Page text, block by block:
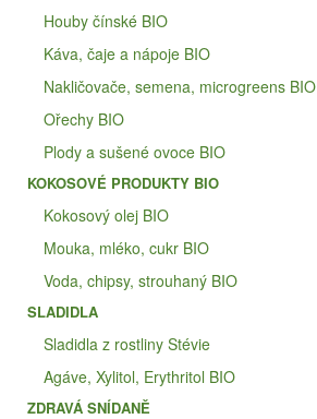
Houby čínské BIO
Káva, čaje a nápoje BIO
Nakličovače, semena, microgreens BIO
Ořechy BIO
Plody a sušené ovoce BIO
KOKOSOVÉ PRODUKTY BIO
Kokosový olej BIO
Mouka, mléko, cukr BIO
Voda, chipsy, strouhaný BIO
SLADIDLA
Sladidla z rostliny Stévie
Agáve, Xylitol, Erythritol BIO
ZDRAVÁ SNÍDANĚ